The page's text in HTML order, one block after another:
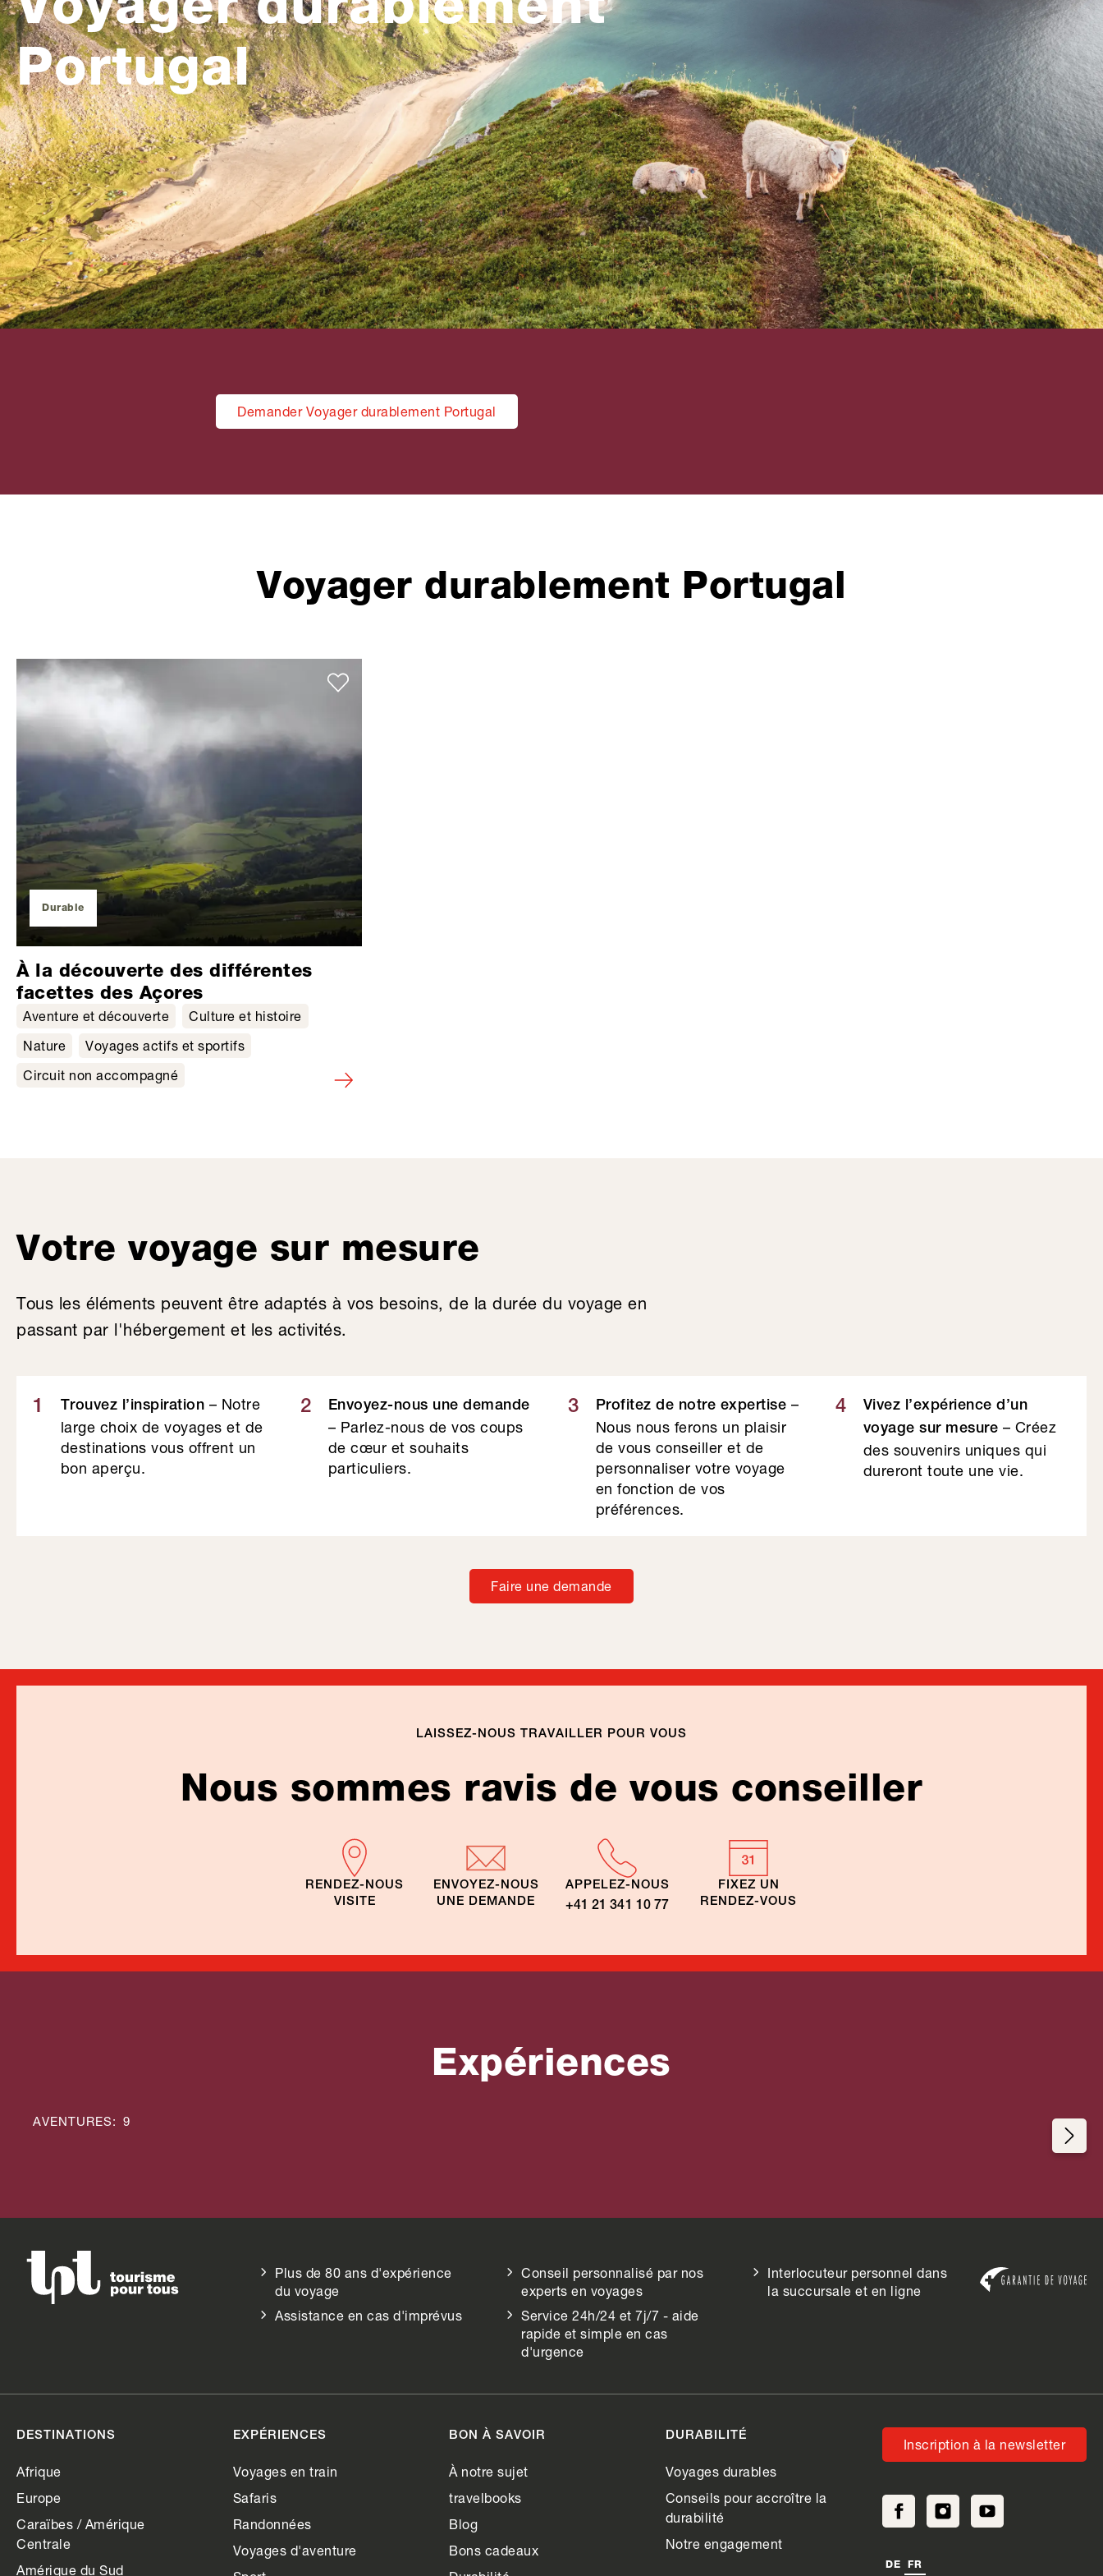
Portugal
Demander Voyager durablement Portugal
Voyager durablement Portugal
Durable
À la découverte des différentes
facettes des Açores
Aventure et découverte
Culture et histoire
Nature
Voyages actifs et sportifs
Circuit non accompagné
Votre voyage sur mesure
Tous les éléments peuvent être adaptés à vos besoins, de la durée du voyage en
passant par l'hébergement et les activités.
1 Trouvez l’inspiration – Notre
large choix de voyages et de
destinations vous offrent un
bon aperçu.
2 Envoyez-nous une demande
– Parlez-nous de vos coups
de cœur et souhaits
particuliers.
3 Profitez de notre expertise –
Nous nous ferons un plaisir
de vous conseiller et de
personnaliser votre voyage
en fonction de vos
préférences.
4
Vivez l’expérience d’un
voyage sur mesure – Créez
des souvenirs uniques qui
dureront toute une vie.
Faire une demande
LAISSEZ-NOUS TRAVAILLER POUR VOUS
Nous sommes ravis de vous conseiller
RENDEZ-NOUS
VISITE
ENVOYEZ-NOUS
UNE DEMANDE
APPELEZ-NOUS
+41 21 341 10 77
FIXEZ UN
RENDEZ-VOUS
Expériences
AVENTURES: 9
Plus de 80 ans d'expérience
du voyage
Conseil personnalisé par nos
experts en voyages
Interlocuteur personnel dans
la succursale et en ligne
Assistance en cas d'imprévus
Service 24h/24 et 7j/7 - aide
rapide et simple en cas
d'urgence
DESTINATIONS
Afrique
Europe
Caraïbes / Amérique
Centrale
Amérique du Sud
EXPÉRIENCES
Voyages en train
Safaris
Randonnées
Voyages d'aventure
BON À SAVOIR
À notre sujet
travelbooks
Blog
Bons cadeaux
DURABILITÉ
Voyages durables
Conseils pour accroître la
durabilité
Notre engagement
Inscription à la newsletter
DE FR